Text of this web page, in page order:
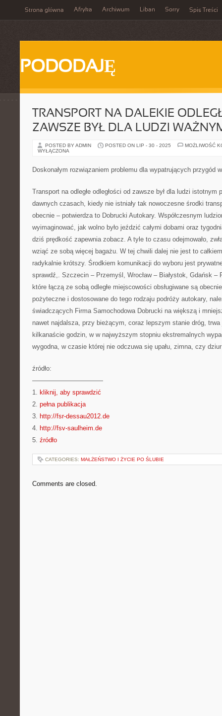
Strona główna Afryka Archiwum Liban Sorry Spis Treści
PODODAJĘ
TRANSPORT NA DALEKIE
ZAWSZE BYŁ DLA LUDZI
POSTED BY ADMIN POSTED ON LIP - 30 - 2025
MOŻLIWOŚĆ
WYŁĄCZONA
Doskonałym rozwiązaniem problemu dla wypatrujących przygód
Transport na odległe odległości od zawsze był dla ludzi istotnym
dawnych czasach, kiedy nie istniały tak nowoczesne środki
obecnie – potwierdza to Dobrucki Autokary. Współczesnym
wyimaginować, jak wolno było jeździć całymi dobami oraz
dziś prędkość zapewnia zobacz. A tyle to czasu odejmowało,
wziąć ze sobą więcej bagażu. W tej chwili dalej nie jest to
radykalnie krótszy. Środkiem komunikacji do wyboru jest
sprawdź,. Szczecin – Przemyśl, Wrocław – Białystok, Gdańsk –
które łączą ze sobą odległe miejscowości obsługiwane są
pożyteczne i dostosowane do tego rodzaju podróży autokary,
świadczących Firma Samochodowa Dobrucki na większą i
nawet najdalsza, przy bieżącym, coraz lepszym stanie dróg,
kilkanaście godzin, w w najwyższym stopniu ekstremalnych
wygodna, w czasie której nie odczuwa się upału, zimna, czy
źródło:
———————————
1. kliknij, aby sprawdzić
2. pełna publikacja
3. http://fsr-dessau2012.de
4. http://fsv-saulheim.de
5. źródło
CATEGORIES: MAŁŻEŃSTWO I ŻYCIE PO ŚLUBIE
Comments are closed.